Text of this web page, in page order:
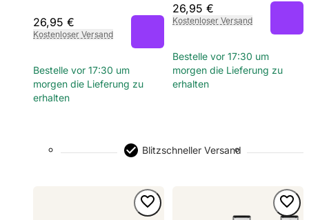
26,95 €
Kostenloser Versand
Bestelle vor 17:30 um
morgen die Lieferung zu
erhalten
26,95 €
Kostenloser Versand
Bestelle vor 17:30 um
morgen die Lieferung zu
erhalten
Blitzschneller Versand